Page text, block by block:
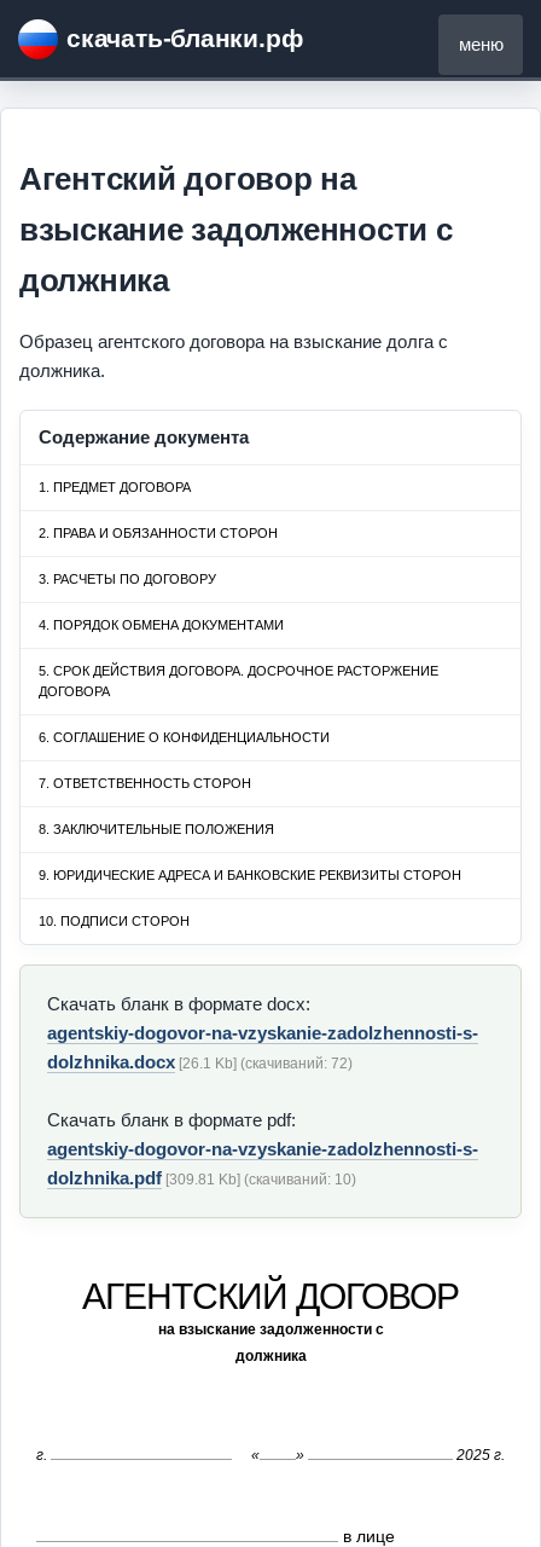
скачать-бланки.рф
Агентский договор на
взыскание задолженности с
должника
Образец агентского договора на взыскание долга с
должника.
Содержание документа
1. ПРЕДМЕТ ДОГОВОРА
2. ПРАВА И ОБЯЗАННОСТИ СТОРОН
3. РАСЧЕТЫ ПО ДОГОВОРУ
4. ПОРЯДОК ОБМЕНА ДОКУМЕНТАМИ
5. СРОК ДЕЙСТВИЯ ДОГОВОРА. ДОСРОЧНОЕ РАСТОРЖЕНИЕ
ДОГОВОРА
6. СОГЛАШЕНИЕ О КОНФИДЕНЦИАЛЬНОСТИ
7. ОТВЕТСТВЕННОСТЬ СТОРОН
8. ЗАКЛЮЧИТЕЛЬНЫЕ ПОЛОЖЕНИЯ
9. ЮРИДИЧЕСКИЕ АДРЕСА И БАНКОВСКИЕ РЕКВИЗИТЫ СТОРОН
10. ПОДПИСИ СТОРОН
Скачать бланк в формате docx:
agentskiy-dogovor-na-vzyskanie-zadolzhennosti-s-
dolzhnika.docx [26.1 Kb] (cкачиваний: 72)
Скачать бланк в формате pdf:
agentskiy-dogovor-na-vzyskanie-zadolzhennosti-s-
dolzhnika.pdf [309.81 Kb] (cкачиваний: 10)
АГЕНТСКИЙ ДОГОВОР
на взыскание задолженности с
должника
г. « » 2025 г.
в лице
меню